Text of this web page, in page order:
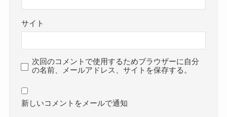
サイト
次回のコメントで使用するためブラウザーに自分
の名前、メールアドレス、サイトを保存する。
新しいコメントをメールで通知